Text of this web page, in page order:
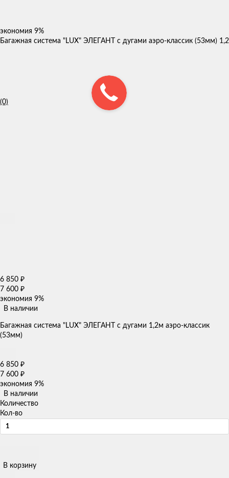
экономия 9%
Багажная система "LUX" ЭЛЕГАНТ с дугами аэро-классик (53мм) 1,2
(0)
6 850 ₽
7 600 ₽
экономия 9%
В наличии
Багажная система "LUX" ЭЛЕГАНТ с дугами 1,2м аэро-классик
(53мм)
6 850 ₽
7 600 ₽
экономия 9%
В наличии
Количество
Кол-во
В корзину